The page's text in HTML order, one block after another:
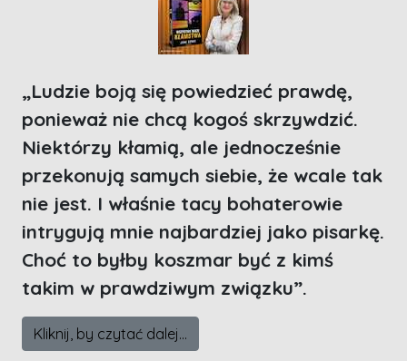
„Ludzie boją się powiedzieć prawdę,
ponieważ nie chcą kogoś skrzywdzić.
Niektórzy kłamią, ale jednocześnie
przekonują samych siebie, że wcale tak
nie jest. I właśnie tacy bohaterowie
intrygują mnie najbardziej jako pisarkę.
Choć to byłby koszmar być z kimś
takim w prawdziwym związku”.
Kliknij, by czytać dalej...